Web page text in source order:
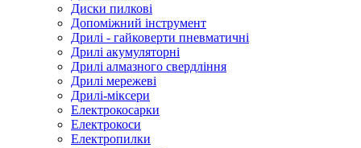
Диски пилкові
Допоміжний інструмент
Дрилі - гайковерти пневматичні
Дрилі акумуляторні
Дрилі алмазного свердління
Дрилі мережеві
Дрилі-міксери
Електрокосарки
Електрокоси
Електропилки